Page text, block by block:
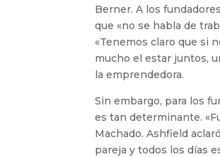
Berner. A los
que «no se habla de
«Tenemos claro que si
mucho el estar juntos,
la emprendedora.
Sin embargo, para los
es tan determinante.
Machado. Ashfield
pareja y todos los días